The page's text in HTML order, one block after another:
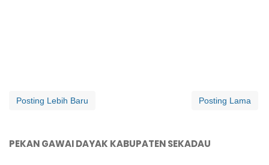
Posting Lebih Baru Posting Lama
PEKAN GAWAI DAYAK KABUPATEN SEKADAU